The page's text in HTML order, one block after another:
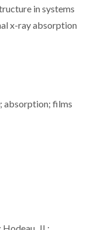
in systems
x-ray absorption
absorption; films
JL;